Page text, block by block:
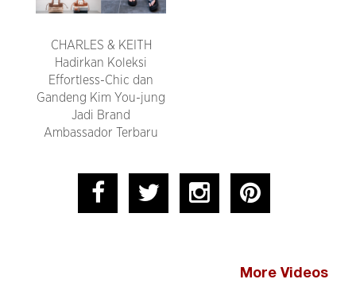
CHARLES & KEITH
Hadirkan Koleksi
Effortless-Chic dan
Gandeng Kim You-jung
Jadi Brand
Ambassador Terbaru
More Videos